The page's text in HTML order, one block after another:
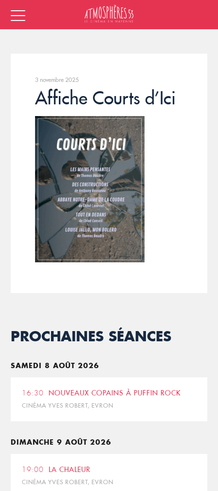
3 novembre 2025
Affiche Courts d’Ici
PROCHAINES SÉANCES
SAMEDI 8 AOÛT 2026
16:30 NOUVEAUX COPAINS À PUFFIN ROCK
CINÉMA YVES ROBERT, EVRON
DIMANCHE 9 AOÛT 2026
19:00 LA CHALEUR
CINÉMA YVES ROBERT, EVRON